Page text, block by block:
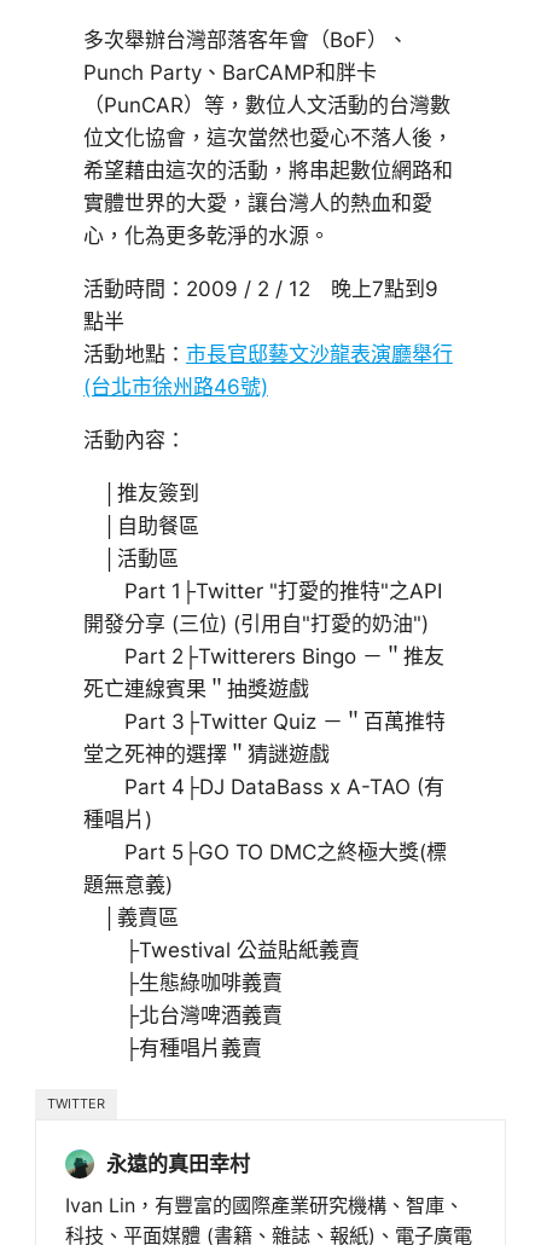
多次舉辦台灣部落客年會（BoF）、
Punch Party、BarCAMP和胖卡
（PunCAR）等，數位人文活動的台灣數
位文化協會，這次當然也愛心不落人後，
希望藉由這次的活動，將串起數位網路和
實體世界的大愛，讓台灣人的熱血和愛
心，化為更多乾淨的水源。
活動時間：2009 / 2 / 12 晚上7點到9
點半
活動地點： 市長官邸藝文沙龍表演廳舉行
(台北市徐州路46號)
活動內容：
│推友簽到
│自助餐區
│活動區
Part 1├Twitter "打愛的推特"之API
開發分享 (三位) (引用自"打愛的奶油")
Part 2├Twitterers Bingo －＂推友
死亡連線賓果＂抽獎遊戲
Part 3├Twitter Quiz －＂百萬推特
堂之死神的選擇＂猜謎遊戲
Part 4├DJ DataBass x A-TAO (有
種唱片)
Part 5├GO TO DMC之終極大獎(標
題無意義)
│義賣區
├Twestival 公益貼紙義賣
├生態綠咖啡義賣
├北台灣啤酒義賣
├有種唱片義賣
TWITTER
永遠的真田幸村
Ivan Lin，有豐富的國際產業研究機構、智庫、
科技、平面媒體 (書籍、雜誌、報紙)、電子廣電